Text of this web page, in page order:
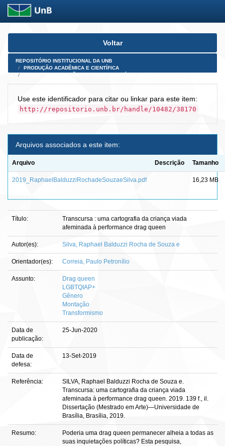
Skip
Voltar
REPOSITÓRIO INSTITUCIONAL DA UNB
PRODUÇÃO ACADÊMICA E CIENTÍFICA
Use este identificador para citar ou linkar para este item:
http://repositorio.unb.br/handle/10482/38170
Arquivos associados a este item:
Arquivo Descrição Tamanho
2019_RaphaelBalduzziRochadeSouzaeSilva.pdf 16,23 MB
Título:
Transcursa : uma cartografia da criança viada
afeminada à performance drag queen
Autor(es): Silva, Raphael Balduzzi Rocha de Souza e
Orientador(es): Correia, Paulo Petronílio
Assunto:
Drag queen
LGBTQIAP+
Gênero
Montação
Transformismo
Data de
publicação:
25-Jun-2020
Data de
defesa:
13-Set-2019
Referência:
SILVA, Raphael Balduzzi Rocha de Souza e.
Transcursa: uma cartografia da criança viada
afeminada à performance drag queen. 2019. 139 f., il.
Dissertação (Mestrado em Arte)—Universidade de
Brasília, Brasília, 2019.
Resumo:
Poderia uma drag queen permanecer alheia a todas as
suas inquietações políticas? Esta pesquisa,